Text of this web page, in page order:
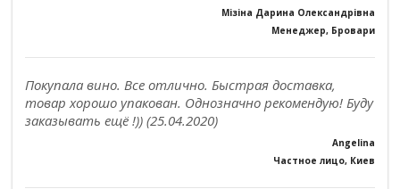
Мізіна Дарина Олександрівна
Менеджер, Бровари
Покупала вино. Все отлично. Быстрая доставка,
товар хорошо упакован. Однозначно рекомендую! Буду
заказывать ещё !)) (25.04.2020)
Angelina
Частное лицо, Киев